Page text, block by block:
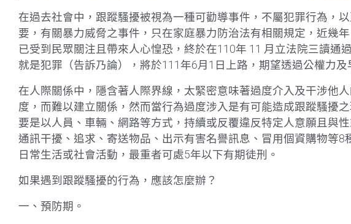
在過去社會中，跟蹤騷擾被視為一種可勸導事件，不屬犯罪行為，
要，有關暴力威脅之事件，只在家庭暴力防治法有相關規定，近幾
已受到民眾關注且帶來人心惶恐，終於在110年 11 月立法院三讀通
就是犯罪（告訴乃論），將於111年6月1日上路，期望透過公權力
在人際關係中，隱含著人際界線，太緊密意味著過度介入及干涉他
度，而難以建立關係，然而當行為過度涉入是有可能造成跟蹤騷擾
要是以人員、車輛、網路等方式，持續或反覆違反特定人意願且與
通訊干擾、追求、寄送物品、出示有害名譽訊息、冒用個資購物等
日常生活或社會活動，最重者可處5年以下有期徒刑。
如果遇到跟蹤騷擾的行為，應該怎麼辦？
一、預防期。